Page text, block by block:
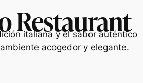
Restaurant
italiana y el sabor auténtico
acogedor y elegante.